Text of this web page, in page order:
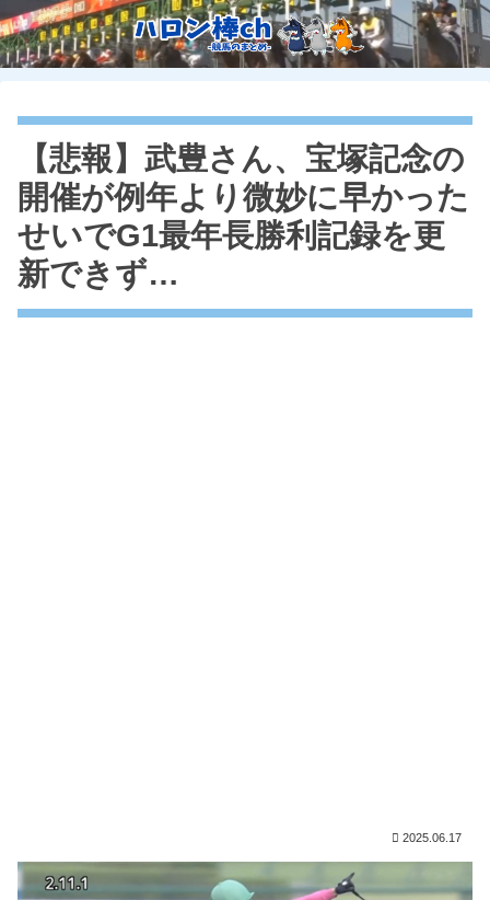
【悲報】武豊さん、宝塚記念の
開催が例年より微妙に早かった
せいでG1最年長勝利記録を更
新できず…
2025.06.17